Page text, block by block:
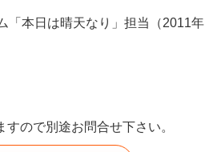
「本日は晴天なり」担当（2011年
ので別途お問合せ下さい。